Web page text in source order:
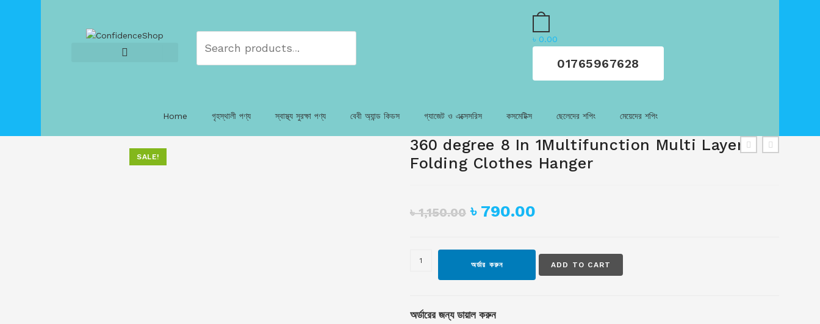
৳ 0.00
01765967628
Home গৃহস্থালী পণ্য স্বাস্থ্য সুরক্ষা পণ্য বেবী অ্যান্ড কিডস গ্যাজেট ও এক্সেসরিস কসমেটিক্স ছেলেদের শপিং মেয়েদের শপিং
SALE!
360 degree 8 In 1Multifunction Multi Layer
Folding Clothes Hanger
৳1,150.00 ৳ 790.00
অর্ডার করুন ADD TO CART
অর্ডারের জন্য ডায়াল করুন